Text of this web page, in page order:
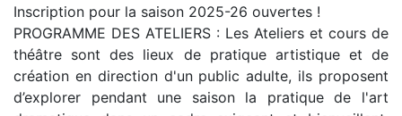
Inscription pour la saison 2025-26 ouvertes !
PROGRAMME DES ATELIERS : Les Ateliers et cours de
théâtre sont des lieux de pratique artistique et de
création en direction d'un public adulte, ils proposent
d’explorer pendant une saison la pratique de l'art